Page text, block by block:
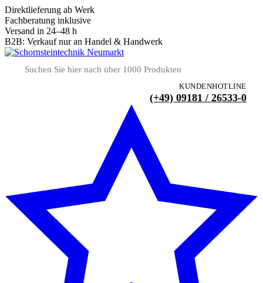
Direktlieferung ab Werk
Fachberatung inklusive
Versand in 24–48 h
B2B: Verkauf nur an Handel & Handwerk
KUNDENHOTLINE
(+49) 09181 / 26533-0